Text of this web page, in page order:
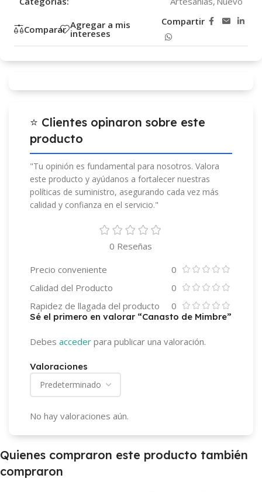
Comparar Agregar a mis
intereses
Compartir
⭐ Clientes opinaron sobre este
producto
"Tu opinión es fundamental para nosotros. Valora
este producto y ayúdanos a fortalecer nuestras
políticas de suministro, asegurando cada vez más
calidad y confianza en el servicio."
0 Reseñas
Precio conveniente
0
Calidad del Producto
0
Rapidez de llagada del producto
0
Valoraciones
No hay valoraciones aún.
Sé el primero en valorar “Canasto de Mimbre”
Debes acceder para publicar una valoración.
Quienes compraron este producto también
compraron